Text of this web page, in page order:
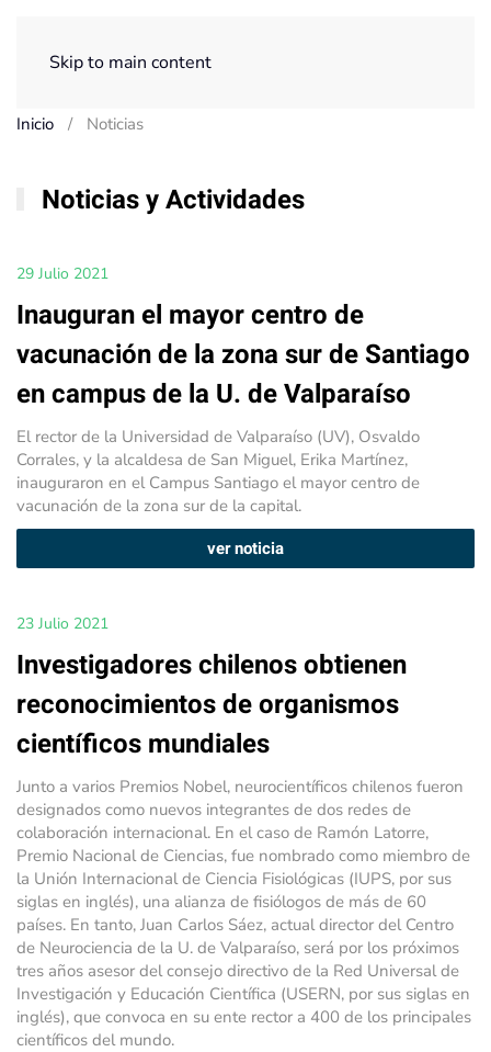
Skip to main content
Inicio Noticias
Noticias y Actividades
29 Julio 2021
Inauguran el mayor centro de
vacunación de la zona sur de Santiago
en campus de la U. de Valparaíso
El rector de la Universidad de Valparaíso (UV), Osvaldo
Corrales, y la alcaldesa de San Miguel, Erika Martínez,
inauguraron en el Campus Santiago el mayor centro de
vacunación de la zona sur de la capital.
ver noticia
23 Julio 2021
Investigadores chilenos obtienen
reconocimientos de organismos
científicos mundiales
Junto a varios Premios Nobel, neurocientíficos chilenos fueron
designados como nuevos integrantes de dos redes de
colaboración internacional. En el caso de Ramón Latorre,
Premio Nacional de Ciencias, fue nombrado como miembro de
la Unión Internacional de Ciencia Fisiológicas (IUPS, por sus
siglas en inglés), una alianza de fisiólogos de más de 60
países. En tanto, Juan Carlos Sáez, actual director del Centro
de Neurociencia de la U. de Valparaíso, será por los próximos
tres años asesor del consejo directivo de la Red Universal de
Investigación y Educación Científica (USERN, por sus siglas en
inglés), que convoca en su ente rector a 400 de los principales
científicos del mundo.